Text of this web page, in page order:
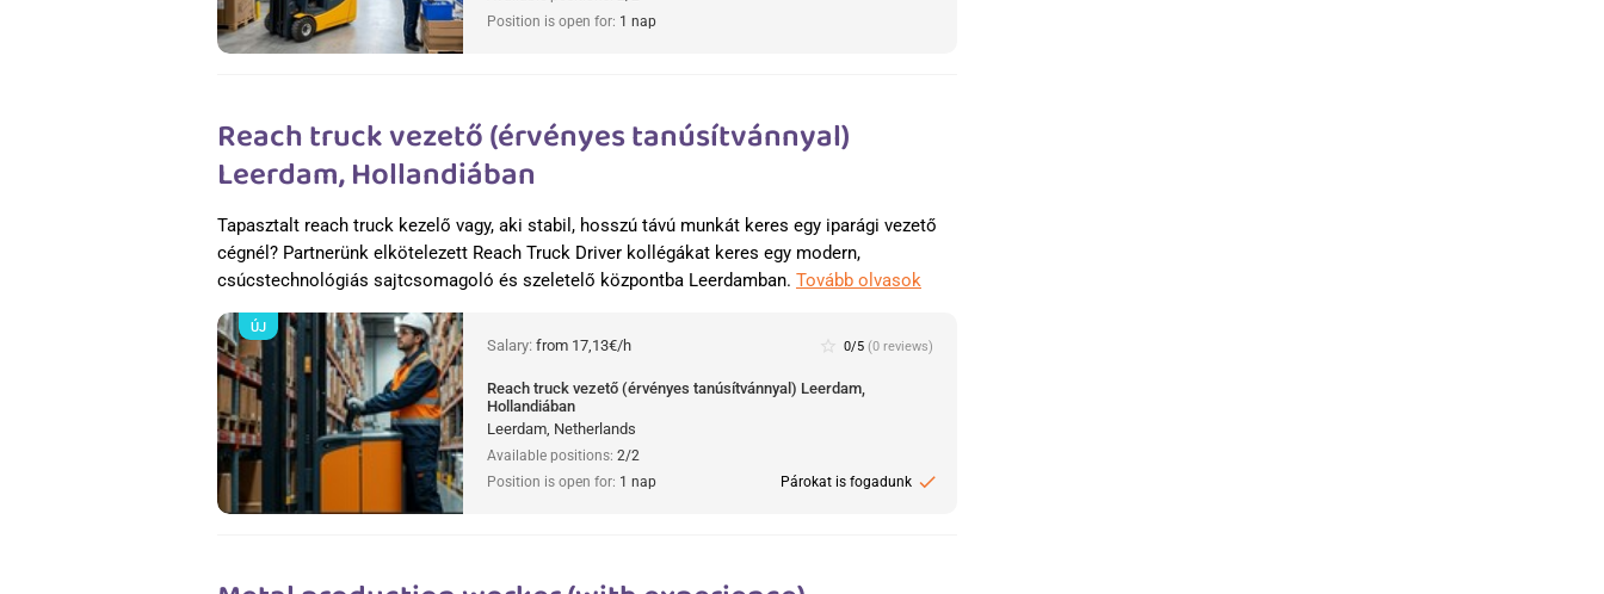
Position is open for: 1 nap
Reach truck vezető (érvényes tanúsítvánnyal)
Leerdam, Hollandiában
Tapasztalt reach truck kezelő vagy, aki stabil, hosszú távú munkát keres egy iparági vezető
cégnél? Partnerünk elkötelezett Reach Truck Driver kollégákat keres egy modern,
csúcstechnológiás sajtcsomagoló és szeletelő központba Leerdamban. Tovább olvasok
Salary: from 17,13€/h star_border 0/5 (0 reviews)
Reach truck vezető (érvényes tanúsítvánnyal) Leerdam,
Hollandiában
Leerdam, Netherlands
Available positions: 2/2
Position is open for: 1 nap Párokat is fogadunk check
ÚJ